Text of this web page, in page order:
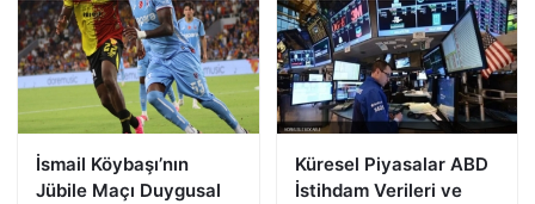
İsmail Köybaşı’nın
Jübile Maçı Duygusal
Küresel Piyasalar ABD
İstihdam Verileri ve